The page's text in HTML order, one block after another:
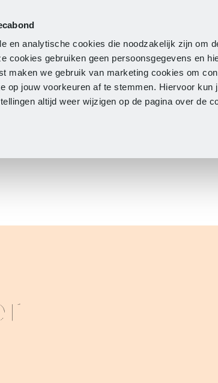
en analytische cookies die noodzakelijk zijn om
cookies gebruiken geen persoonsgegevens en
maken we gebruik van marketing cookies om
op jouw voorkeuren af te stemmen. Hiervoor kun
altijd weer wijzigen op de pagina over de